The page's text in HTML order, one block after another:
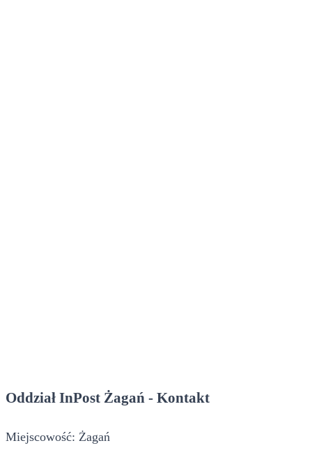
Oddział InPost Żagań - Kontakt
Miejscowość: Żagań